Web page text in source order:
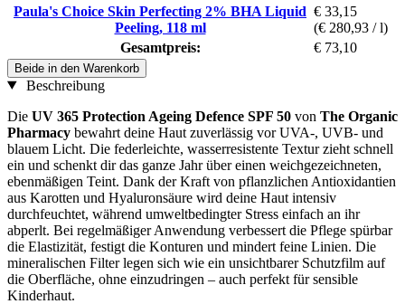
Paula's Choice Skin Perfecting 2% BHA Liquid
Peeling, 118 ml
€ 33,15
(€ 280,93 / l)
Gesamtpreis:
€ 73,10
Beide in den Warenkorb
Beschreibung
Die UV 365 Protection Ageing Defence SPF 50 von The Organic
Pharmacy bewahrt deine Haut zuverlässig vor UVA-, UVB- und
blauem Licht. Die federleichte, wasserresistente Textur zieht schnell
ein und schenkt dir das ganze Jahr über einen weichgezeichneten,
ebenmäßigen Teint. Dank der Kraft von pflanzlichen Antioxidantien
aus Karotten und Hyaluronsäure wird deine Haut intensiv
durchfeuchtet, während umweltbedingter Stress einfach an ihr
abperlt. Bei regelmäßiger Anwendung verbessert die Pflege spürbar
die Elastizität, festigt die Konturen und mindert feine Linien. Die
mineralischen Filter legen sich wie ein unsichtbarer Schutzfilm auf
die Oberfläche, ohne einzudringen – auch perfekt für sensible
Kinderhaut.